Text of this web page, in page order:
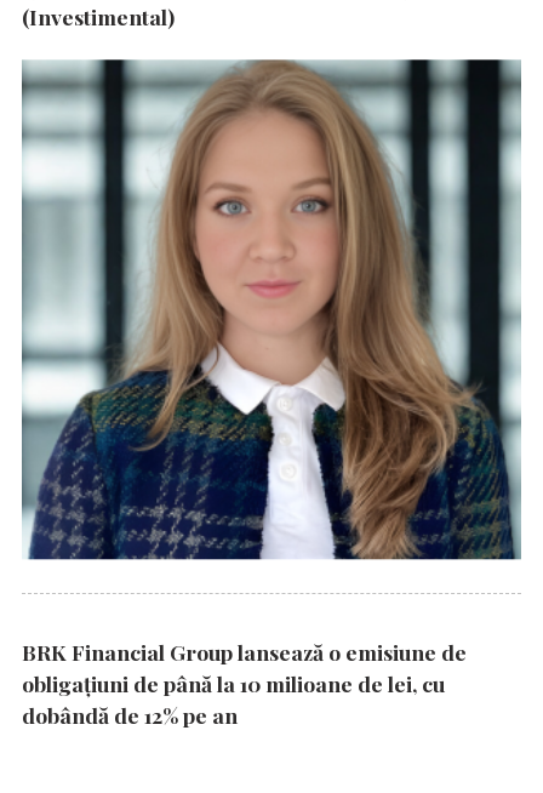
(Investimental)
BRK Financial Group lansează o emisiune de
obligațiuni de până la 10 milioane de lei, cu
dobândă de 12% pe an